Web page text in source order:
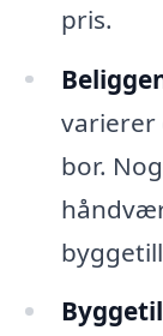
pris.
varierer
bor.